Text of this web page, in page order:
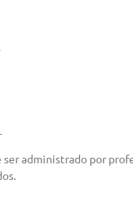
administrado por